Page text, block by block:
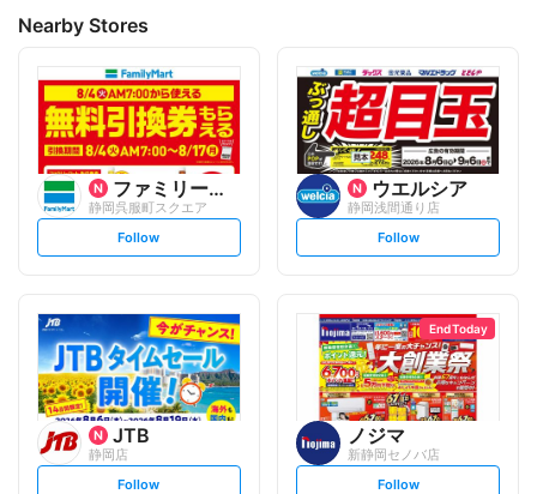
Nearby Stores
ファミリーマート
静岡呉服町スクエア
s
l
w
Follow
ウエルシア
静岡浅間通り店
s
l
o
w
Follow
JTB
静岡店
s
Follow
End Today
ノジマ
新静岡セノバ店
s
Follow